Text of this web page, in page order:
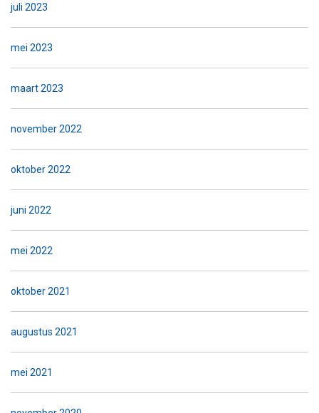
juli 2023
mei 2023
maart 2023
november 2022
oktober 2022
juni 2022
mei 2022
oktober 2021
augustus 2021
mei 2021